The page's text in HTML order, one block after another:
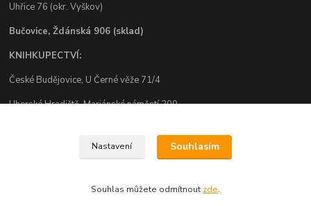
Uhřice 76 (okr. Vyškov)
Bučovice, Ždánská 906 (sklad)
KNIHKUPECTVÍ:
České Budějovice, U Černé věže 71/4
Uherské Hradiště, Mariánské náměstí 200
Nastavení Souhlasím
Souhlas můžete odmítnout zde.